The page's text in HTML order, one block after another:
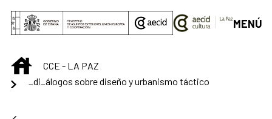
Saltar al contenido principal
MENÚ
INICIOCCE - LA PAZ
_di_álogos sobre diseño y urbanismo táctico